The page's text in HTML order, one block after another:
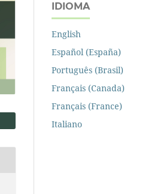
IDIOMA
English
Español (España)
Português (Brasil)
Français (Canada)
Français (France)
Italiano